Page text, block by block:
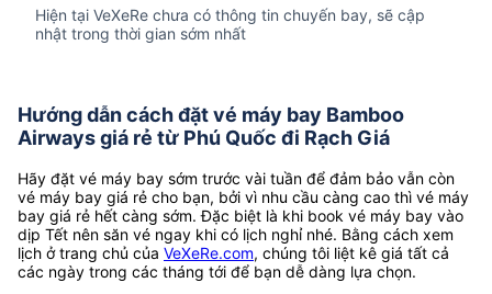
Hiện tại VeXeRe chưa có thông tin chuyến bay, sẽ cập
nhật trong thời gian sớm nhất
Hướng dẫn cách đặt vé máy bay Bamboo
Airways giá rẻ từ Phú Quốc đi Rạch Giá
Hãy đặt vé máy bay sớm trước vài tuần để đảm bảo vẫn còn
vé máy bay giá rẻ cho bạn, bởi vì nhu cầu càng cao thì vé máy
bay giá rẻ hết càng sớm. Đặc biệt là khi book vé máy bay vào
dịp Tết nên săn vé ngay khi có lịch nghỉ nhé. Bằng cách xem
lịch ở trang chủ của VeXeRe.com, chúng tôi liệt kê giá tất cả
các ngày trong các tháng tới để bạn dễ dàng lựa chọn.